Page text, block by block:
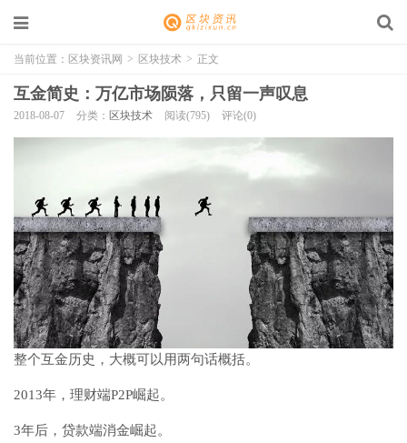
当前位置： 区块资讯网 > 区块技术 > 正文
互金简史：万亿市场陨落，只留一声叹息
2018-08-07 分类： 区块技术 阅读(795) 评论(0)
整个互金历史，大概可以用两句话概括。
2013年，理财端P2P崛起。
3年后，贷款端消金崛起。